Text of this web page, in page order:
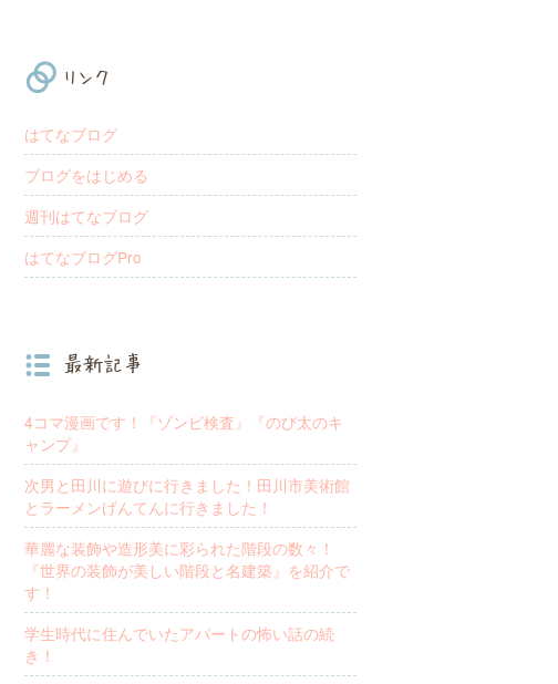
リンク
はてなブログ
ブログをはじめる
週刊はてなブログ
はてなブログPro
最新記事
4コマ漫画です！『ゾンビ検査』『のび太のキ
ャンプ』
次男と田川に遊びに行きました！田川市美術館
とラーメンげんてんに行きました！
華麗な装飾や造形美に彩られた階段の数々！
『世界の装飾が美しい階段と名建築』を紹介で
す！
学生時代に住んでいたアパートの怖い話の続
き！